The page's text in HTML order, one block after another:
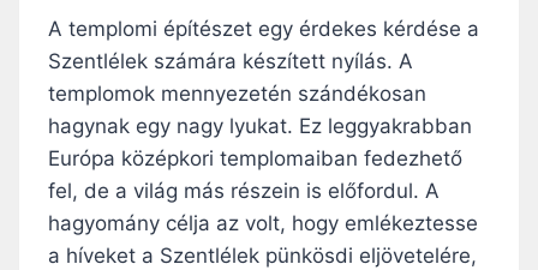
A templomi építészet egy érdekes kérdése a
Szentlélek számára készített nyílás. A
templomok mennyezetén szándékosan
hagynak egy nagy lyukat. Ez leggyakrabban
Európa középkori templomaiban fedezhető
fel, de a világ más részein is előfordul. A
hagyomány célja az volt, hogy emlékeztesse
a híveket a Szentlélek pünkösdi eljövetelére,